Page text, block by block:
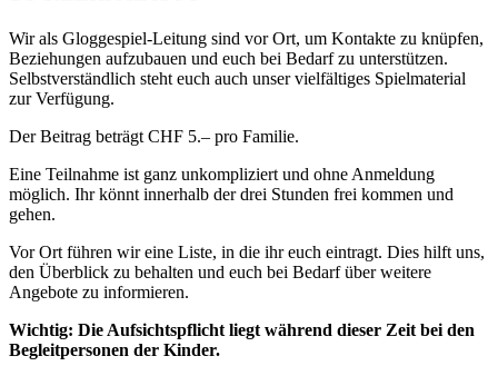
Wir als Gloggespiel-Leitung sind vor Ort, um Kontakte zu knüpfen,
Beziehungen aufzubauen und euch bei Bedarf zu unterstützen.
Selbstverständlich steht euch auch unser vielfältiges Spielmaterial
zur Verfügung.
Der Beitrag beträgt CHF 5.– pro Familie.
Eine Teilnahme ist ganz unkompliziert und ohne Anmeldung
möglich. Ihr könnt innerhalb der drei Stunden frei kommen und
gehen.
Vor Ort führen wir eine Liste, in die ihr euch eintragt. Dies hilft uns,
den Überblick zu behalten und euch bei Bedarf über weitere
Angebote zu informieren.
Wichtig: Die Aufsichtspflicht liegt während dieser Zeit bei den
Begleitpersonen der Kinder.